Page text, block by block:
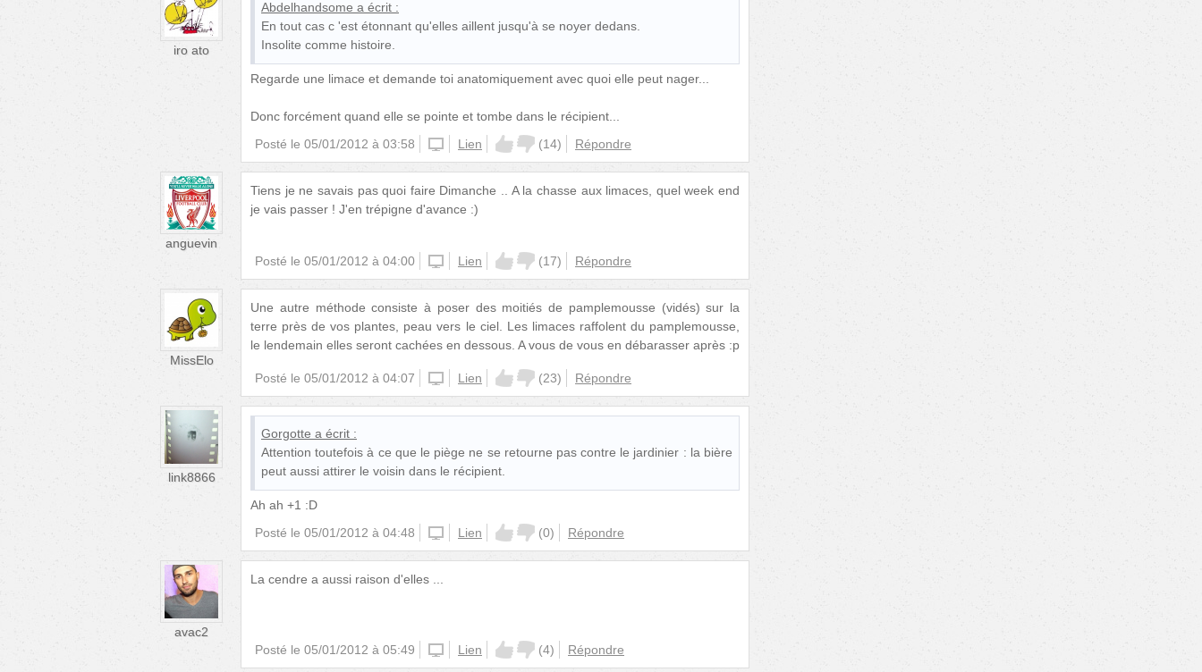
iro ato
Abdelhandsome a écrit :
En tout cas c 'est étonnant qu'elles aillent jusqu'à se noyer dedans.
Insolite comme histoire.
Regarde une limace et demande toi anatomiquement avec quoi elle peut nager...
Donc forcément quand elle se pointe et tombe dans le récipient...
Posté le 05/01/2012 à 03:58 unknown
Lien (14) Répondre
anguevin
Tiens je ne savais pas quoi faire Dimanche .. A la chasse aux limaces, quel week end
je vais passer ! J'en trépigne d'avance :)
Posté le 05/01/2012 à 04:00 unknown
Lien (17) Répondre
MissElo
Une autre méthode consiste à poser des moitiés de pamplemousse (vidés) sur la
terre près de vos plantes, peau vers le ciel. Les limaces raffolent du pamplemousse,
le lendemain elles seront cachées en dessous. A vous de vous en débarasser après :p
Posté le 05/01/2012 à 04:07 unknown
Lien (23) Répondre
link8866
Gorgotte a écrit :
Attention toutefois à ce que le piège ne se retourne pas contre le jardinier : la bière
peut aussi attirer le voisin dans le récipient.
Ah ah +1 :D
Posté le 05/01/2012 à 04:48 unknown
Lien (0) Répondre
avac2
La cendre a aussi raison d'elles ...
Posté le 05/01/2012 à 05:49 unknown
Lien (4) Répondre